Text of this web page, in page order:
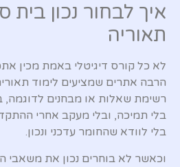
איך לבחור נכון בית
תאוריה
לא כל קורס דיגיטלי באמת מכין
הרבה אתרים שמציעים לימוד
רשימת שאלות או מבחנים לדוגמה,
בלי תמיכה, ובלי מעקב אחרי
בלי לוודא שהחומר עדכני ונכון.
וכאשר לא בוחרים נכון את משאבי